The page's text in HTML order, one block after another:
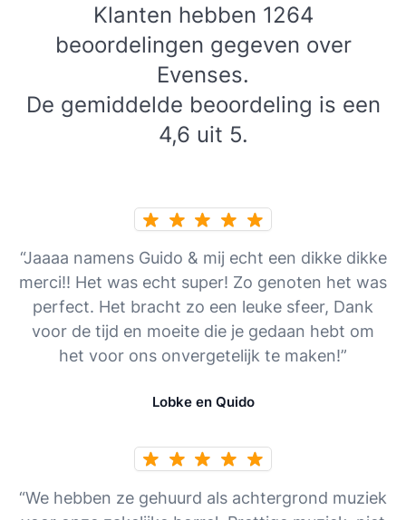
Klanten hebben 1264
beoordelingen gegeven over
Evenses.
De gemiddelde beoordeling is een
4,6 uit 5.
“Jaaaa namens Guido & mij echt een dikke dikke
merci!! Het was echt super! Zo genoten het was
perfect. Het bracht zo een leuke sfeer, Dank
voor de tijd en moeite die je gedaan hebt om
het voor ons onvergetelijk te maken!”
Lobke en Quido
“We hebben ze gehuurd als achtergrond muziek